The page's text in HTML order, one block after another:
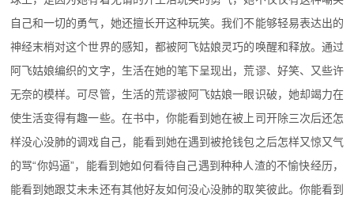
自己和一切的勇气，她还擅长开这种玩笑。我们不能够轻易表达出的
神经末梢对这个世界的感知，都被阿飞姑娘灵巧的唤醒和释放。通过
阿飞姑娘编织的文字，生活在她的笔下呈现出，荒谬、好笑、又些许
无奈的模样。可尽管，生活的荒谬被阿飞姑娘一眼识破，她却竭力在
使生活变得有趣一些。在书中，你能看到她在被上司开除三次后还怎
样没心没肺的调戏自己，能看到她在遇到被抢钱包之后怎样又惊又气
的骂“你妈逼”，能看到她如何看待自己遇到种种人渣的不愉快经历，
能看到她跟艾未未还有其他好友如何没心没肺的取笑彼此。你能看到